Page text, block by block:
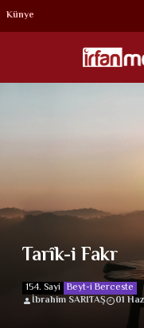
Künye
Tarîk-i Fakr
154. Sayi Beyt-i Berceste
İbrahim SARITAŞ
01